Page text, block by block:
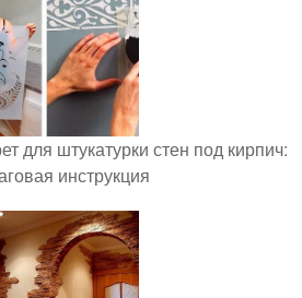
для штукатурки стен под кирпич:
инструкция